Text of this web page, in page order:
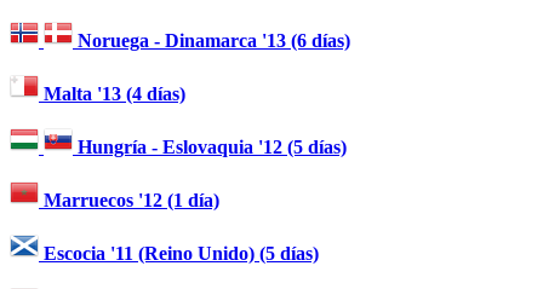
Noruega - Dinamarca '13 (6 días)
Malta '13 (4 días)
Hungría - Eslovaquia '12 (5 días)
Marruecos '12 (1 día)
Escocia '11 (Reino Unido) (5 días)